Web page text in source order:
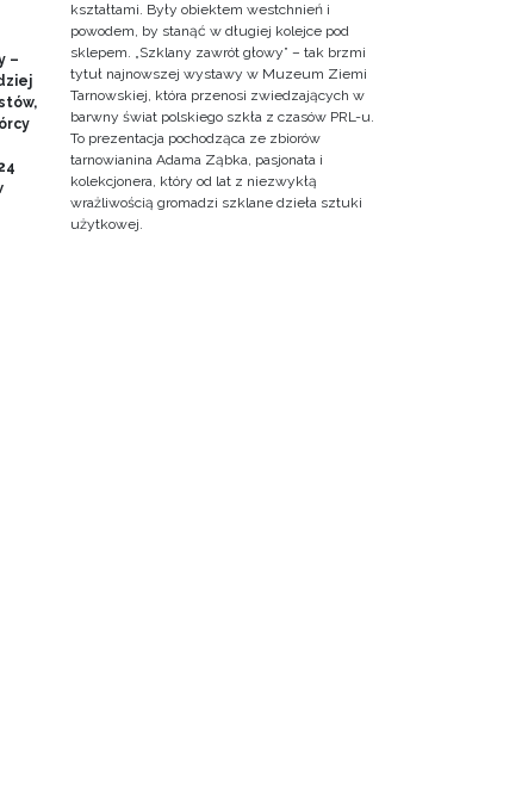
–
kształtami. Były obiektem westchnień i
powodem, by stanąć w długiej kolejce pod
sklepem. „Szklany zawrót głowy” – tak brzmi
tytuł najnowszej wystawy w Muzeum Ziemi
Tarnowskiej, która przenosi zwiedzających w
barwny świat polskiego szkła z czasów PRL-u.
To prezentacja pochodząca ze zbiorów
tarnowianina Adama Ząbka, pasjonata i
kolekcjonera, który od lat z niezwykłą
wrażliwością gromadzi szklane dzieła sztuki
użytkowej.